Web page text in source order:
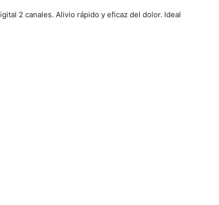
2 canales. Alivio rápido y eficaz del dolor. Ideal